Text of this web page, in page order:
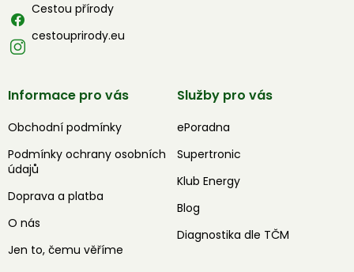
Cestou přírody
cestouprirody.eu
Informace pro vás
Obchodní podmínky
Podmínky ochrany osobních
údajů
Doprava a platba
O nás
Jen to, čemu věříme
Služby pro vás
ePoradna
Supertronic
Klub Energy
Blog
Diagnostika dle TČM